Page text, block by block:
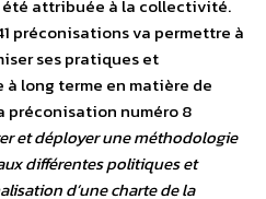
été attribuée à la collectivité.
préconisations va permettre à
ses pratiques et
à long terme en matière de
préconisation numéro 8
et déployer une méthodologie
différentes politiques et
d’une charte de la